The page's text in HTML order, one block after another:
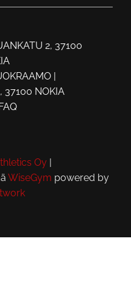
2, 37100
|
37100 NOKIA
Oy|
WiseGym powered by